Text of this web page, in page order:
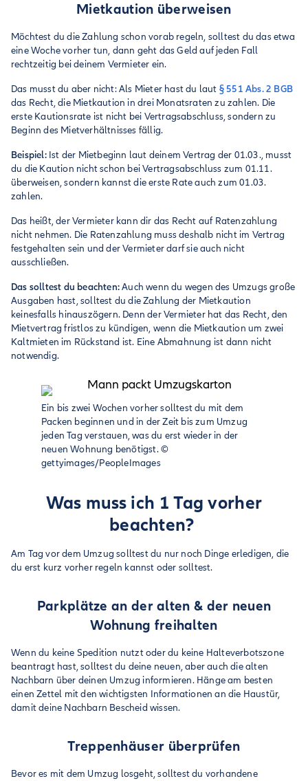
Mietkaution überweisen
Möchtest du die Zahlung schon vorab regeln, solltest du das etwa
eine Woche vorher tun, dann geht das Geld auf jeden Fall
rechtzeitig bei deinem Vermieter ein.
Das musst du aber nicht: Als Mieter hast du laut § 551 Abs. 2 BGB
das Recht, die Mietkaution in drei Monatsraten zu zahlen. Die
erste Kautionsrate ist nicht bei Vertragsabschluss, sondern zu
Beginn des Mietverhältnisses fällig.
Beispiel:Ist der Mietbeginn laut deinem Vertrag der 01.03., musst
du die Kaution nicht schon bei Vertragsabschluss zum 01.11.
überweisen, sondern kannst die erste Rate auch zum 01.03.
zahlen.
Das heißt, der Vermieter kann dir das Recht auf Ratenzahlung
nicht nehmen. Die Ratenzahlung muss deshalb nicht im Vertrag
festgehalten sein und der Vermieter darf sie auch nicht
ausschließen.
Das solltest du beachten:Auch wenn du wegen des Umzugs große
Ausgaben hast, solltest du die Zahlung der Mietkaution
keinesfalls hinauszögern. Denn der Vermieter hat das Recht, den
Mietvertrag fristlos zu kündigen, wenn die Mietkaution um zwei
Kaltmieten im Rückstand ist. Eine Abmahnung ist dann nicht
notwendig.
Ein bis zwei Wochen vorher solltest du mit dem
Packen beginnen und in der Zeit bis zum Umzug
jeden Tag verstauen, was du erst wieder in der
neuen Wohnung benötigst.©
gettyimages/PeopleImages
Was muss ich 1 Tag vorher
beachten?
Am Tag vor dem Umzug solltest du nur noch Dinge erledigen, die
du erst kurz vorher regeln kannst oder solltest.
Parkplätze an der alten & der neuen
Wohnung freihalten
Wenn du keine Spedition nutzt oder du keine Halteverbotszone
beantragt hast, solltest du deine neuen, aber auch die alten
Nachbarn über deinen Umzug informieren. Hänge am besten
einen Zettel mit den wichtigsten Informationen an die Haustür,
damit deine Nachbarn Bescheid wissen.
Treppenhäuser überprüfen
Bevor es mit dem Umzug losgeht, solltest du vorhandene